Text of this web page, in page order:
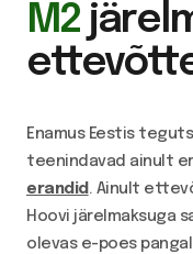
M2
Enamus Eestis
teenindavad ainult
erandid . Ainult
Hoovi järelmaksuga
olevas e-poes